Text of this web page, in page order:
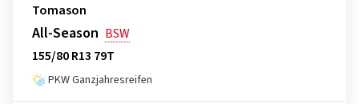
Tomason
All-Season BSW
155/80 R13 79T
PKW Ganzjahresreifen